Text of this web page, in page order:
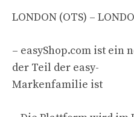
LONDON (OTS) –
– easyShop.com ist
der Teil der easy-
Markenfamilie ist